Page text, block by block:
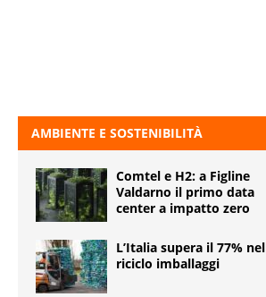
AMBIENTE E SOSTENIBILITÀ
Comtel e H2: a Figline
Valdarno il primo data
center a impatto zero
L’Italia supera il 77% nel
riciclo imballaggi